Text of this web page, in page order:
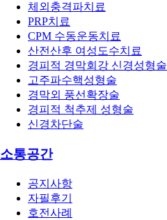
체외충격파치료
PRP치료
CPM 수동운동치료
산전산후 여성도수치료
경피적 경막회강 신경성형술
고주파수핵성형술
경막외 풍선확장술
경피적 척추제 성형술
신경차단술
소통공간
공지사항
자필후기
호전사례